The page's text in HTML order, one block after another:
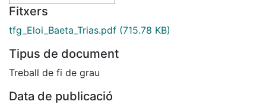
Fitxers
tfg_Eloi_Baeta_Trias.pdf (715.78 KB)
Tipus de document
Treball de fi de grau
Data de publicació